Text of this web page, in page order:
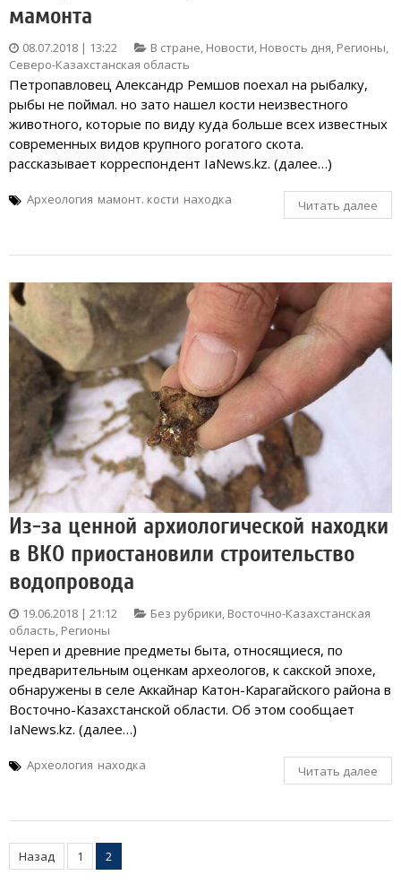
мамонта
08.07.2018 | 13:22 В стране, Новости, Новость дня, Регионы,
Северо-Казахстанская область
Петропавловец Александр Ремшов поехал на рыбалку,
рыбы не поймал. но зато нашел кости неизвестного
животного, которые по виду куда больше всех известных
современных видов крупного рогатого скота.
рассказывает корреспондент IaNews.kz. (далее…)
Археология мамонт. кости находка Читать далее
Из-за ценной архиологической находки
в ВКО приостановили строительство
водопровода
19.06.2018 | 21:12 Без рубрики, Восточно-Казахстанская
область, Регионы
Череп и древние предметы быта, относящиеся, по
предварительным оценкам археологов, к сакской эпохе,
обнаружены в селе Аккайнар Катон-Карагайского района в
Восточно-Казахстанской области. Об этом сообщает
IaNews.kz. (далее…)
Археология находка Читать далее
Пагинация
Назад 1 2